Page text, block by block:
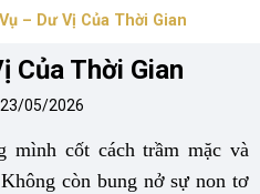
– Dư Vị Của Thời Gian
Của Thời Gian
23/05/2026
mình cốt cách trầm mặc và
còn bung nở sự non tơ